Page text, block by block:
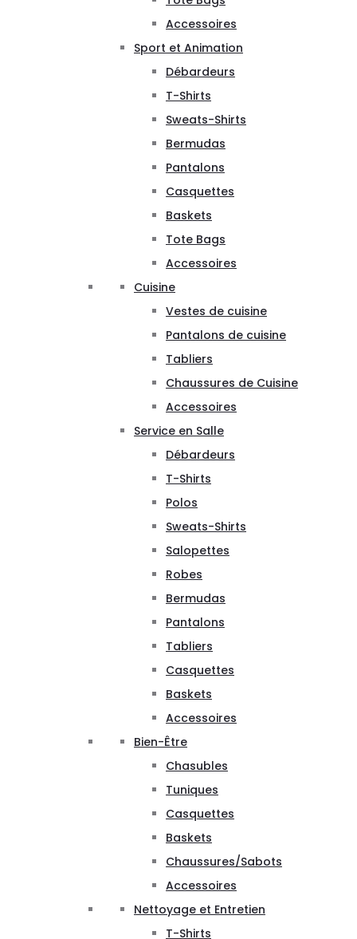
Accessoires
Sport et Animation
Débardeurs
T-Shirts
Sweats-Shirts
Bermudas
Pantalons
Casquettes
Baskets
Tote Bags
Accessoires
Cuisine
Vestes de cuisine
Pantalons de cuisine
Tabliers
Chaussures de Cuisine
Accessoires
Service en Salle
Débardeurs
T-Shirts
Polos
Sweats-Shirts
Salopettes
Robes
Bermudas
Pantalons
Tabliers
Casquettes
Baskets
Accessoires
Bien-Être
Chasubles
Tuniques
Casquettes
Baskets
Chaussures/Sabots
Accessoires
Nettoyage et Entretien
T-Shirts